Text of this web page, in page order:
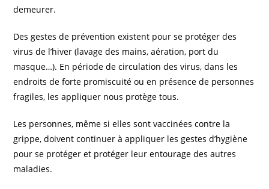
demeurer.
Des gestes de prévention existent pour se protéger des
virus de l’hiver (lavage des mains, aération, port du
masque…). En période de circulation des virus, dans les
endroits de forte promiscuité ou en présence de personnes
fragiles, les appliquer nous protège tous.
Les personnes, même si elles sont vaccinées contre la
grippe, doivent continuer à appliquer les gestes d’hygiène
pour se protéger et protéger leur entourage des autres
maladies.